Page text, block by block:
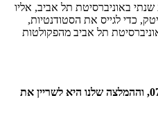
שנתי באוניברסיטת תל אביב, אליו
כדי לגייס את הסטודנטיות,
תל אביב מהפקולטות
השנה, האירוע יתקיים ב- 07.01.2026, וההמלצה שלנו היא לשריין את